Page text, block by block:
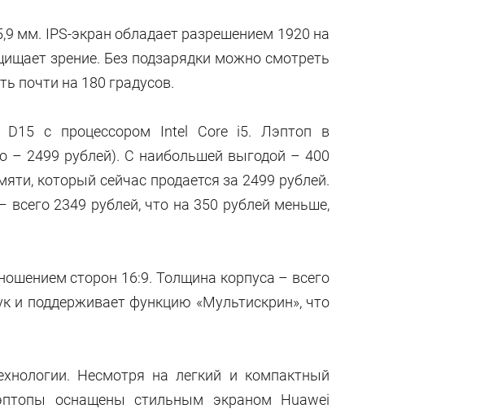
мм. IPS-экран обладает разрешением 1920 на
зрение. Без подзарядки можно смотреть
почти на 180 градусов.
D15 с процессором Intel Core i5. Лэптоп в
– 2499 рублей). C наибольшей выгодой – 400
который сейчас продается за 2499 рублей.
2349 рублей, что на 350 рублей меньше,
сторон 16:9. Толщина корпуса – всего
и поддерживает функцию «Мультискрин», что
Несмотря на легкий и компактный
оснащены стильным экраном Huawei